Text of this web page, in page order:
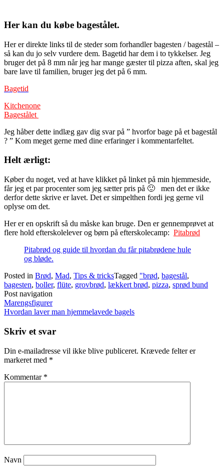
Her kan du købe bagestålet.
Her er direkte links til de steder som forhandler bagesten / bagestål –
så kan du jo selv vurdere dem. Bagetid har dem i to tykkelser. Jeg
bruger det på 8 mm når jeg har mange gæster til pizza aften, skal jeg
bare lave til familien, bruger jeg det på 6 mm.
Bagetid
Kitchenone
Bagestålet
Jeg håber dette indlæg gav dig svar på ” hvorfor bage på et bagestål
? ” Kom meget gerne med dine erfaringer i kommentarfeltet.
Helt ærligt:
Køber du noget, ved at have klikket på linket på min hjemmeside,
får jeg et par procenter som jeg sætter pris på 🙂 men det er ikke
derfor dette skrive er lavet. Det er simpelthen fordi jeg gerne vil
oplyse om det.
Her er en opskrift så du måske kan bruge. Den er gennemprøvet at
flere hold efterskolelever og børn på efterskolecamp: Pitabrød
Pitabrød og guide til hvordan du får pitabrødene hule
og bløde.
Posted in Brød, Mad, Tips & tricksTagged "brød, bagestål,
bagesten, boller, flüte, grovbrød, lækkert brød, pizza, sprød bund
Post navigation
Marengsfigurer
Hvordan laver man hjemmelavede bagels
Skriv et svar
Din e-mailadresse vil ikke blive publiceret. Krævede felter er
markeret med *
Kommentar *
Navn